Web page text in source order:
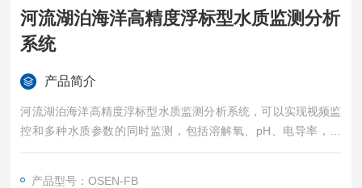
河流湖泊海洋高精度浮标型水质监测分析
系统
产品简介
河流湖泊海洋高精度浮标型水质监测分析系统，可以实现视频监
控和多种水质参数的同时监测，包括溶解氧、pH、电导率，浊
度，COD，氨氮，ORP等。
产品型号：OSEN-FB